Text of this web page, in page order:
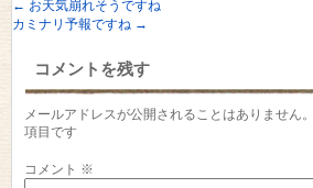
← お天気崩れそうですね
カミナリ予報ですね →
コメントを残す
メールアドレスが公開されることはありません。
項目です
コメント ※